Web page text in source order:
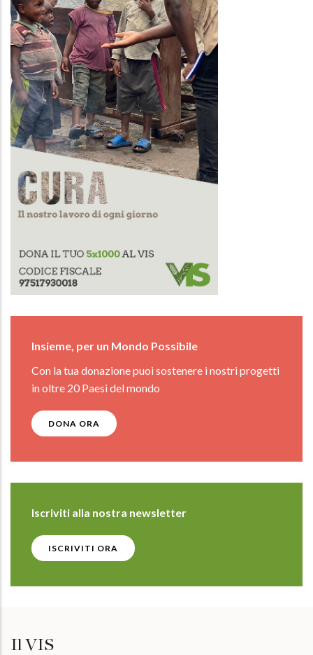
Insieme, per un Mondo Possibile
Con la tua donazione puoi sostenere i nostri progetti
in oltre 20 Paesi del mondo
DONA ORA
Iscriviti alla nostra newsletter
ISCRIVITI ORA
Il VIS